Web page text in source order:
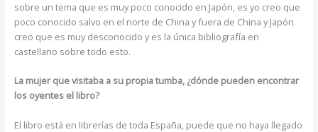
sobre un tema que es muy poco conocido en Japón, es yo creo que
poco conocido salvo en el norte de China y fuera de China y Japón
creo que es muy desconocido y es la única bibliografía en
castellano sobre todo esto.
La mujer que visitaba a su propia tumba, ¿dónde pueden encontrar
los oyentes el libro?
El libro está en librerías de toda España, puede que no haya llegado